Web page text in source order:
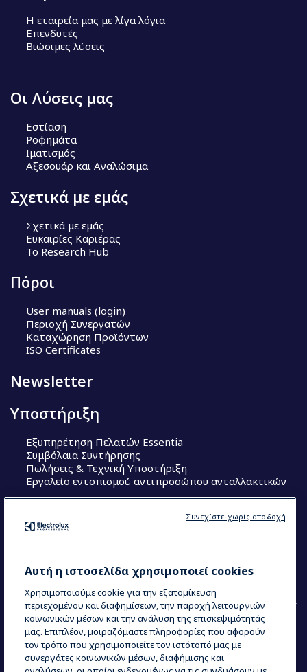
Η εταιρεία μας με λίγα λόγια
Επενδυτές
Βιώσιμες λύσεις
Οι Λύσεις μας
Εστίαση
Ροφημάτα
Ιματισμός
Αξεσουάρ και Αναλώσιμα
Σχετικά με εμάς
Σχετικά με εμάς
Ευκαιρίες Καριέρας
Το Research Hub
Πόροι
User manuals (login)
Περιοχή Συνεργατών
Καταχώρηση Προϊόντων
ISO Certificates
Newsletter
Υποστήριξη
Εξυπηρέτηση Πελατών Essentia
Συμβόλαια Συντήρησης
Πωλήσεις & Τεχνική Υποστήριξη
Εργαλείο εντοπισμού αντιπροσώπου ανταλλακτικών
Electrolux Professional Ακαδημία Chef
COUNTRY AND LANGUAGE
Η ΕΠΙΛΟΓΉ ΣΑΣ: ΕΛΛΗΝΙΚΆ
Αυτή η ιστοσελίδα χρησιμοποιεί cookies
Χρησιμοποιούμε cookie για την εξατομίκευση
περιεχομένου και διαφημίσεων, την παροχή λειτουργιών
κοινωνικών μέσων και την ανάλυση της επισκεψιμότητάς
μας. Επιπλέον, μοιραζόμαστε πληροφορίες που αφορούν
τον τρόπο που χρησιμοποιείτε τον ιστότοπό μας με
συνεργάτες κοινωνικών μέσων, διαφήμισης και
Συνεχίστε χωρίς αποδοχή